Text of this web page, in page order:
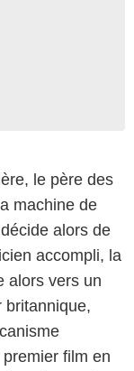
le père des
machine de
alors de
accompli, la
alors vers un
britannique,
film en